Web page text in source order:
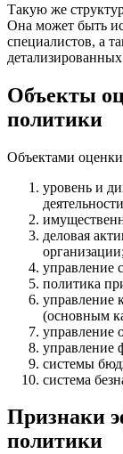
Такую же
Она может быть
специалистов, а
Объекты
политики
Объектами
уровень и
деловая
организации;
управление
политика
управление
(основным
управление
управление
системы
система
Признаки
политики